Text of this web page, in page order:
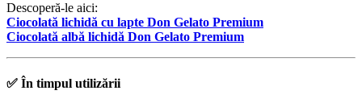
Descoperă-le aici:
Ciocolată lichidă cu lapte Don Gelato Premium
Ciocolată albă lichidă Don Gelato Premium
✅ În timpul utilizării